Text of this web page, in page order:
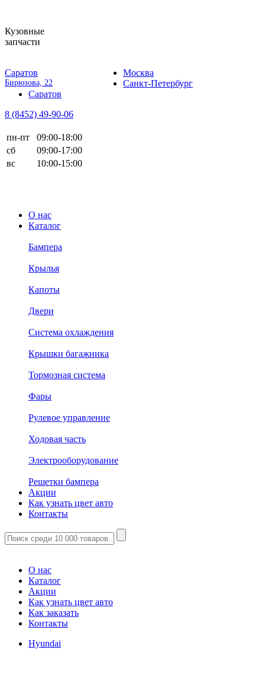
Кузовные
запчасти
Саратов
Бирюзова, 22
Москва
Санкт-Петербург
Саратов
8 (8452) 49-90-06
пн-пт
09:00-18:00
сб
09:00-17:00
вс
10:00-15:00
О нас
Каталог
Бампера
Крылья
Капоты
Двери
Система охлаждения
Крышки багажника
Тормозная система
Фары
Рулевое управление
Ходовая часть
Электрооборудование
Решетки бампера
Акции
Как узнать цвет авто
Контакты
О нас
Каталог
Акции
Как узнать цвет авто
Как заказать
Контакты
Hyundai